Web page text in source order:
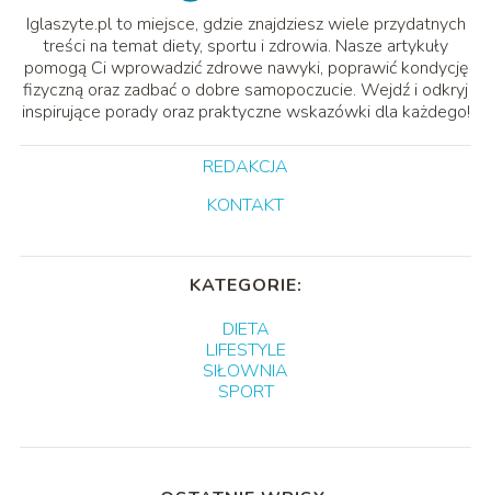
Iglaszyte.pl to miejsce, gdzie znajdziesz wiele przydatnych
treści na temat diety, sportu i zdrowia. Nasze artykuły
pomogą Ci wprowadzić zdrowe nawyki, poprawić kondycję
fizyczną oraz zadbać o dobre samopoczucie. Wejdź i odkryj
inspirujące porady oraz praktyczne wskazówki dla każdego!
REDAKCJA
KONTAKT
KATEGORIE:
DIETA
LIFESTYLE
SIŁOWNIA
SPORT